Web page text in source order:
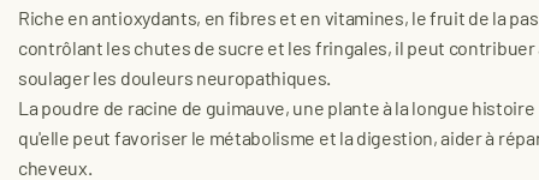
Riche en antioxydants, en fibres et en vitamines, le fruit de la
contrôlant les chutes de sucre et les fringales, il peut
soulager les douleurs neuropathiques.
La poudre de racine de guimauve, une plante à la longue
qu'elle peut favoriser le métabolisme et la digestion, aider à
cheveux.